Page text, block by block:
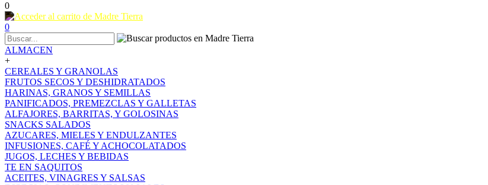
0
0
ALMACEN
+
CEREALES Y GRANOLAS
FRUTOS SECOS Y DESHIDRATADOS
HARINAS, GRANOS Y SEMILLAS
PANIFICADOS, PREMEZCLAS Y GALLETAS
ALFAJORES, BARRITAS, Y GOLOSINAS
SNACKS SALADOS
AZUCARES, MIELES Y ENDULZANTES
INFUSIONES, CAFÉ Y ACHOCOLATADOS
JUGOS, LECHES Y BEBIDAS
TE EN SAQUITOS
ACEITES, VINAGRES Y SALSAS